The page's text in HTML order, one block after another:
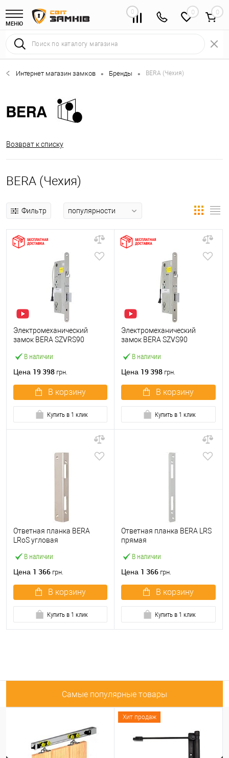
МЕНЮ
0 0
Интернет магазин замков • Бренды • BERA (Чехия)
Возврат к списку
BERA (Чехия)
Фильтр
В наличии
Электромеханический
замок BERA SZVRS90
Цена 19 398 грн.
В корзину
Купить в 1 клик
В наличии
Электромеханический
замок BERA SZVS90
Цена 19 398 грн.
В корзину
Купить в 1 клик
В наличии
Ответная планка BERA
LRoS угловая
Цена 1 366 грн.
В корзину
Купить в 1 клик
В наличии
Ответная планка BERA LRS
прямая
Цена 1 366 грн.
В корзину
Купить в 1 клик
Самые популярные товары
Хит продаж